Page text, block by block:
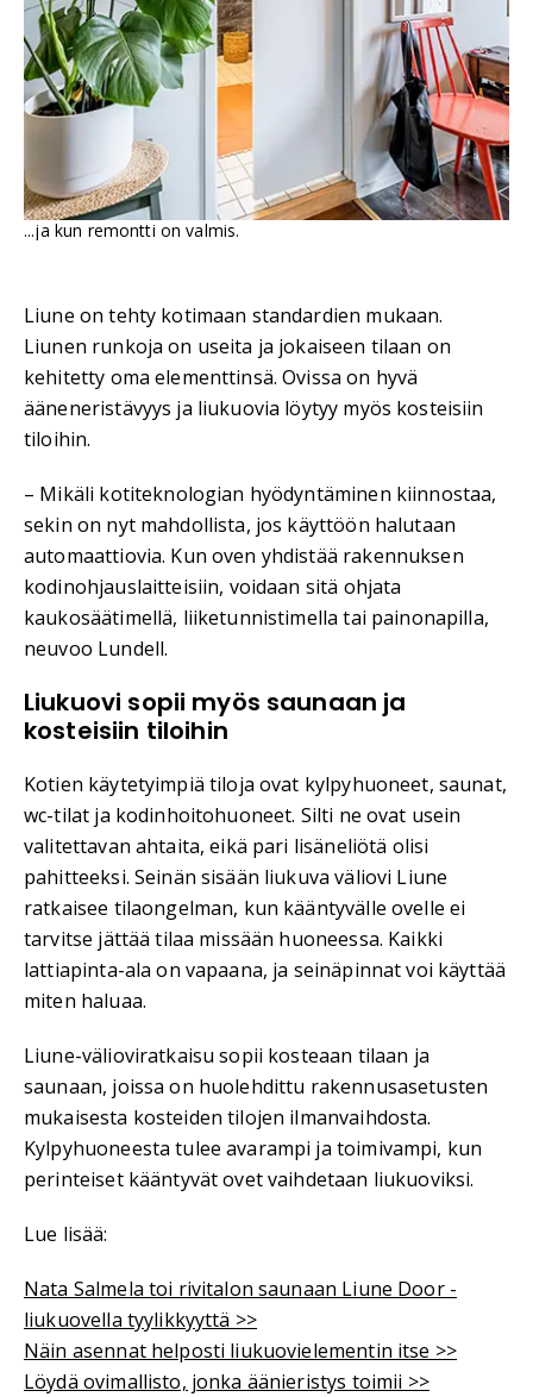
...ja kun remontti on valmis.
Liune on tehty kotimaan standardien mukaan.
Liunen runkoja on useita ja jokaiseen tilaan on
kehitetty oma elementtinsä. Ovissa on hyvä
ääneneristävyys ja liukuovia löytyy myös kosteisiin
tiloihin.
– Mikäli kotiteknologian hyödyntäminen kiinnostaa,
sekin on nyt mahdollista, jos käyttöön halutaan
automaattiovia. Kun oven yhdistää rakennuksen
kodinohjauslaitteisiin, voidaan sitä ohjata
kaukosäätimellä, liiketunnistimella tai painonapilla,
neuvoo Lundell.
Liukuovi sopii myös saunaan ja
kosteisiin tiloihin
Kotien käytetyimpiä tiloja ovat kylpyhuoneet, saunat,
wc-tilat ja kodinhoitohuoneet. Silti ne ovat usein
valitettavan ahtaita, eikä pari lisäneliötä olisi
pahitteeksi. Seinän sisään liukuva väliovi Liune
ratkaisee tilaongelman, kun kääntyvälle ovelle ei
tarvitse jättää tilaa missään huoneessa. Kaikki
lattiapinta-ala on vapaana, ja seinäpinnat voi käyttää
miten haluaa.
Liune-välioviratkaisu sopii kosteaan tilaan ja
saunaan, joissa on huolehdittu rakennusasetusten
mukaisesta kosteiden tilojen ilmanvaihdosta.
Kylpyhuoneesta tulee avarampi ja toimivampi, kun
perinteiset kääntyvät ovet vaihdetaan liukuoviksi.
Lue lisää:
Nata Salmela toi rivitalon saunaan Liune Door -
liukuovella tyylikkyyttä >>
Näin asennat helposti liukuovielementin itse >>
Löydä ovimallisto, jonka äänieristys toimii >>